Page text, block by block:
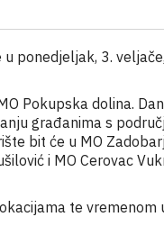
ponedjeljak, 3.
Pokupska dolina.
građanima s
bit će u MO
i MO Cerovac
te vremenom